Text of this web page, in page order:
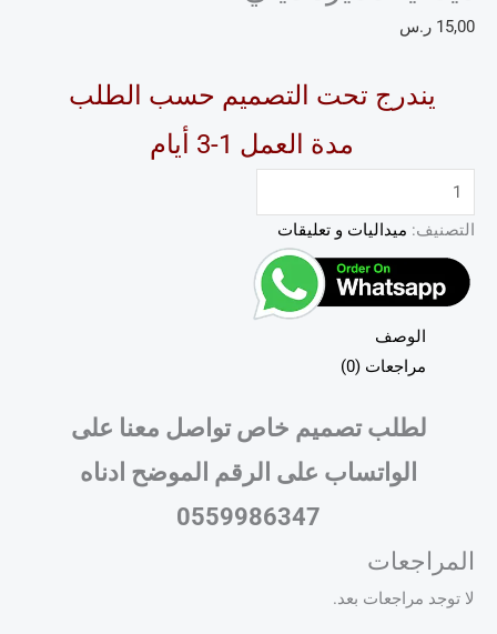
15,00 ر.س
يندرج تحت التصميم حسب الطلب
مدة العمل 1-3 أيام
التصنيف: ميداليات و تعليقات
الوصف
مراجعات (0)
لطلب تصميم خاص تواصل معنا على
الواتساب على الرقم الموضح ادناه
0559986347
المراجعات
لا توجد مراجعات بعد.